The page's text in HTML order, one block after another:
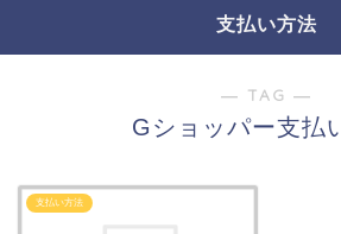
支払い方法
― TAG ―
Gショッパー支払
支払い方法